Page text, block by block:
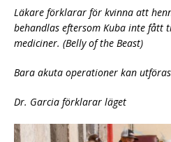
Läkare förklarar för kvinna att
behandlas eftersom Kuba inte fått
mediciner. (Belly of the Beast)
Bara akuta operationer kan
Dr. Garcia förklarar läget